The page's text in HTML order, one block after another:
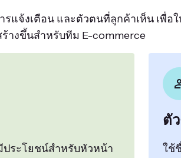
จ้งเตือน และตัวตนที่ลูกค้าเห็น เพื่อ
างขึ้นสำหรับทีม E-commerce
ระโยชน์สำหรับหัวหน้า
ตั
ใช้